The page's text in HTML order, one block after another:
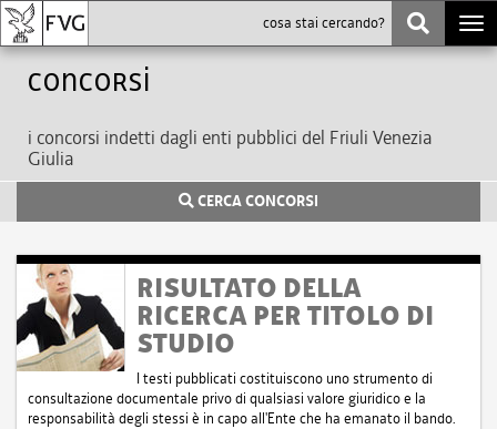
Concorsi
i concorsi indetti dagli enti pubblici del Friuli Venezia
Giulia
CERCA CONCORSI
RISULTATO DELLA
RICERCA PER TITOLO DI
STUDIO
I testi pubblicati costituiscono uno strumento di
consultazione documentale privo di qualsiasi valore giuridico e la
responsabilità degli stessi è in capo all'Ente che ha emanato il bando.